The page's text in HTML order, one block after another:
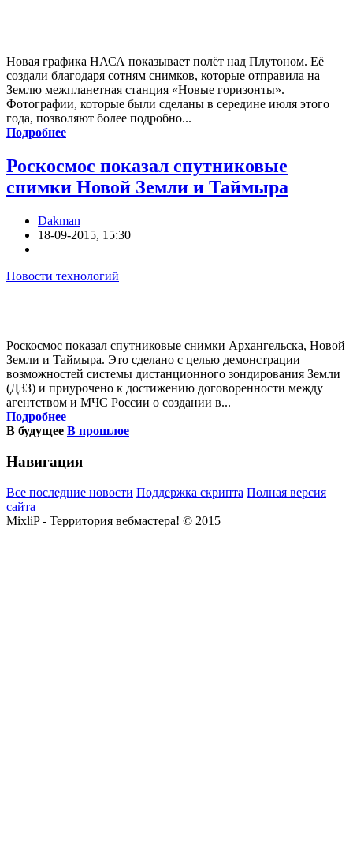
Новая графика НАСА показывает полёт над Плутоном. Её
создали благодаря сотням снимков, которые отправила на
Землю межпланетная станция «Новые горизонты».
Фотографии, которые были сделаны в середине июля этого
года, позволяют более подробно...
Подробнее
Роскосмос показал спутниковые
снимки Новой Земли и Таймыра
Dakman
18-09-2015, 15:30
Новости технологий
Роскосмос показал спутниковые снимки Архангельска, Новой
Земли и Таймыра. Это сделано с целью демонстрации
возможностей системы дистанционного зондирования Земли
(ДЗЗ) и приурочено к достижению договоренности между
агентством и МЧС России о создании в...
Подробнее
В будущее В прошлое
Навигация
Все последние новости Поддержка скрипта Полная версия
сайта
MixliP - Территория вебмастера! © 2015